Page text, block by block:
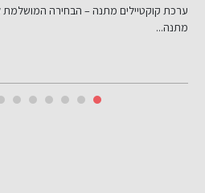
ערכת קוקטיילים מתנה – הבחירה
מתנה...